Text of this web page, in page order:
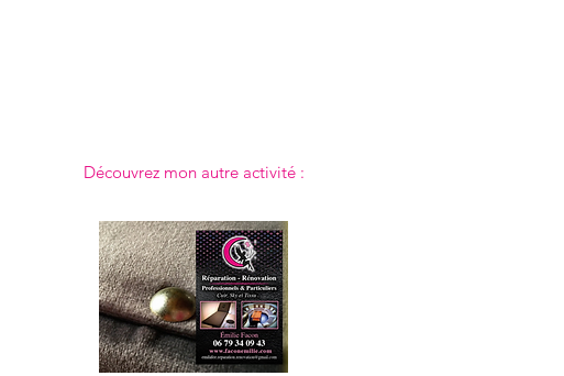
Découvrez mon autre activité :